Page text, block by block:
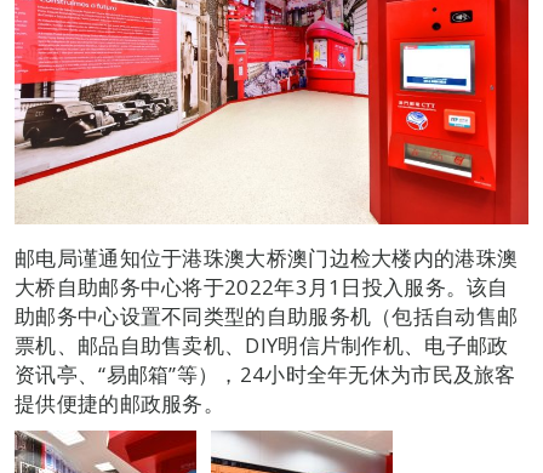
邮电局谨通知位于港珠澳大桥澳门边检大楼内的港珠澳
大桥自助邮务中心将于2022年3月1日投入服务。该自
助邮务中心设置不同类型的自助服务机（包括自动售邮
票机、邮品自助售卖机、DIY明信片制作机、电子邮政
资讯亭、“易邮箱”等），24小时全年无休为市民及旅客
提供便捷的邮政服务。